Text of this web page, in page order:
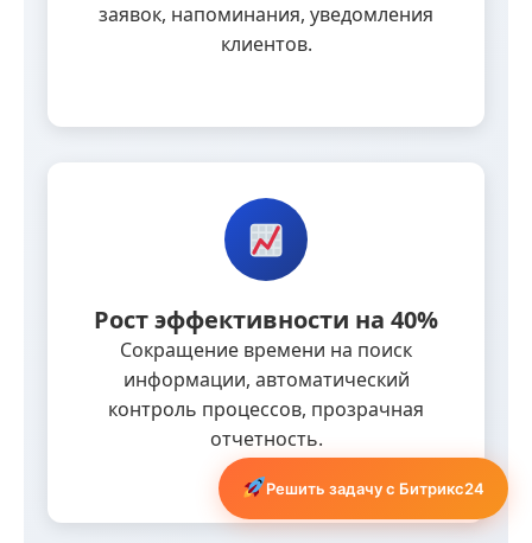
заявок, напоминания, уведомления
клиентов.
Рост эффективности на 40%
Сокращение времени на поиск
информации, автоматический
контроль процессов, прозрачная
отчетность.
Решить задачу с Битрикс24